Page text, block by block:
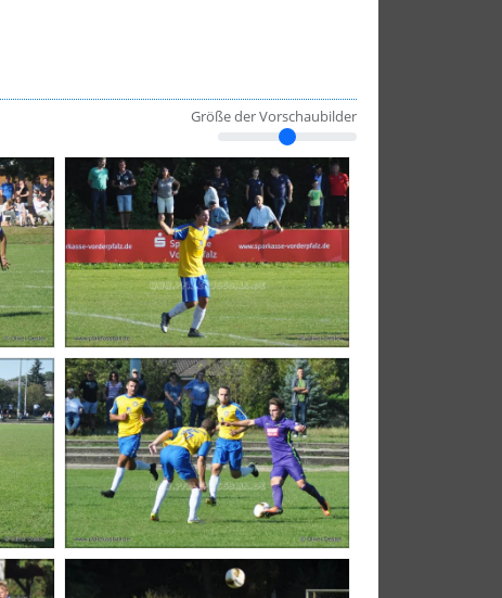
Größe der Vorschaubilder